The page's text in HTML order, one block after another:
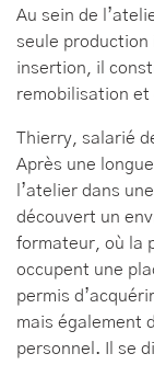
Au sein de
seule production
insertion, il
remobilisation et
Thierry, salarié
Après une
l’atelier dans
découvert un
formateur, où la
occupent une
permis
mais également
personnel. Il se